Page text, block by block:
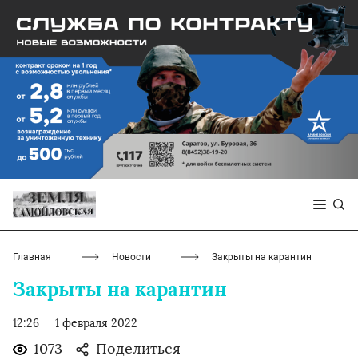
Главная Новости Закрыты на карантин
Закрыты на карантин
12:26 1 февраля 2022
1073 Поделиться